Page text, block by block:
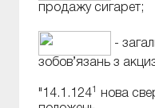
продажу сигарет;
-
зобов’язань з
"14.1.1241
нова